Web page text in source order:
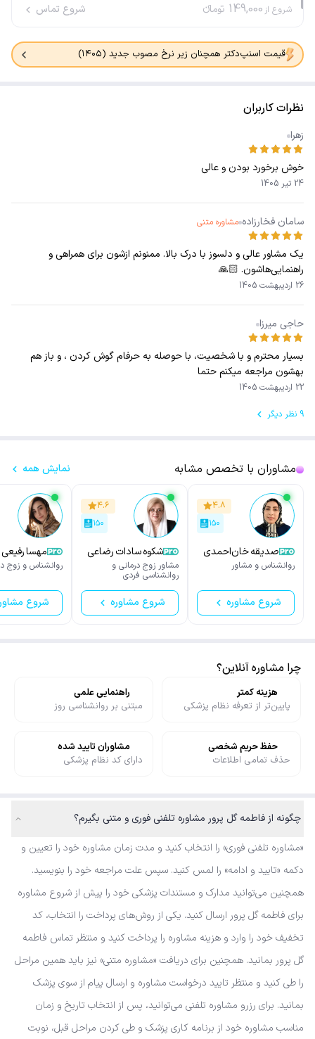
شروع از 149,000 تومانء شروع تماس
قیمت اسنپ‌دکتر همچنان زیر نرخ مصوب جدید (۱۴۰۵)
نظرات کاربران
زهرا
خوش برخورد بودن و عالی
24 تیر 1405
سامان فخارزاده مشاوره متنی
یک مشاور عالی و دلسوز با درک بالا. ممنونم ازشون برای همراهی و
راهنمایی‌هاشون. 🙏🏻
26 اردیبهشت 1405
حاجی میرزا
بسیار محترم و با شخصیت، با حوصله به حرفام گوش کردن ، و باز هم
بهشون مراجعه میکنم حتما
22 اردیبهشت 1405
9 نظر دیگر
مشاوران با تخصص مشابه نمایش همه
۴.۸
۱۵۰
صدیقه خان‌احمدی
روانشناس و مشاور
شروع مشاوره
۴.۶
۱۵۰
شکوه سادات رضاعی
مشاور زوج درمانی و
روانشناسی فردی
شروع مشاوره
مهسا رفیعی
روانشناس و زوج
شروع
چرا مشاوره آنلاین؟
هزینه کمتر
پایین‌تر از تعرفه نظام پزشکی
راهنمایی علمی
مبتنی بر روانشناسی روز
حفظ حریم شخصی
حذف تمامی اطلاعات
مشاوران تایید شده
دارای کد نظام پزشکی
چگونه از فاطمه گل پرور مشاوره تلفنی فوری و متنی بگیرم؟
«مشاوره تلفنی فوری» را انتخاب کنید و مدت زمان مشاوره خود را تعیین و
دکمه «تایید و ادامه» را لمس کنید. سپس علت مراجعه خود را بنویسید.
همچنین می‌توانید مدارک و مستندات پزشکی خود را پیش از شروع مشاوره
برای فاطمه گل پرور ارسال کنید. یکی از روش‌های پرداخت را انتخاب، کد
تخفیف خود را وارد و هزینه مشاوره را پرداخت کنید و منتظر تماس فاطمه
گل پرور بمانید. همچنین برای دریافت «مشاوره متنی» نیز باید همین مراحل
را طی کنید و منتظر تایید درخواست مشاوره و ارسال پیام از سوی پزشک
بمانید. برای رزرو مشاوره تلفنی می‌توانید، پس از انتخاب تاریخ و زمان
مناسب مشاوره خود از برنامه کاری پزشک و طی کردن مراحل قبل، نوبت